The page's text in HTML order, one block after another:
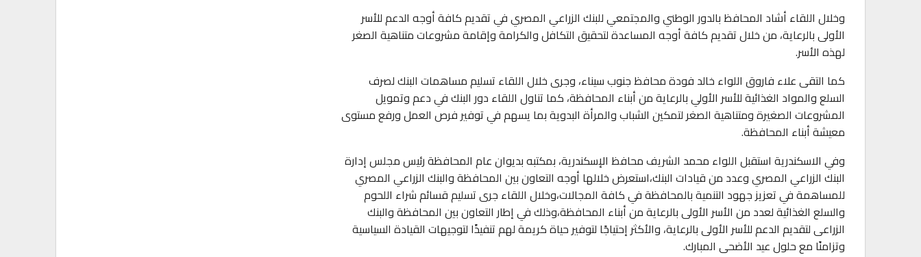
وخلال اللقاء أشاد المحافظ بالدور الوطني والمجتمعي للبنك الزراعي المصري في تقديم كافة أوجه الدعم للأسر
الأولى بالرعاية، من خلال تقديم كافة أوجه المساعدة لتحقيق التكافل والكرامة وإقامة مشروعات متناهية الصغر
لهذه الأسر.
كما التقى علاء فاروق اللواء خالد فودة محافظ جنوب سيناء، وجرى خلال اللقاء تسليم مساهمات البنك لصرف
السلع والمواد الغذائية للأسر الأولي بالرعاية من أبناء المحافظة، كما تناول اللقاء دور البنك في دعم وتمويل
المشروعات الصغيرة ومتناهية الصغر لتمكين الشباب والمرأة البدوية بما يسهم في توفير فرص العمل ورفع مستوى
معيشة أبناء المحافظة.
وفي الاسكندرية استقبل اللواء محمد الشريف محافظ الإسكندرية، بمكتبه بديوان عام المحافظة رئيس مجلس إدارة
البنك الزراعي المصري وعدد من قيادات البنك،استعرض خلالها أوجه التعاون بين المحافظة والبنك الزراعي المصري
للمساهمة في تعزيز جهود التنمية بالمحافظة في كافة المجالات،وخلال اللقاء جرى تسليم قسائم شراء اللحوم
والسلع الغذائية لعدد من الأسر الأولى بالرعاية من أبناء المحافظة،وذلك في إطار التعاون بين المحافظة والبنك
الزراعى لتقديم الدعم للأسر الأولى بالرعاية، والأكثر إحتياجًا لتوفير حياة كريمة لهم تنفيذًا لتوجيهات القيادة السياسية
وتزامنًا مع حلول عيد الأضحى المبارك.